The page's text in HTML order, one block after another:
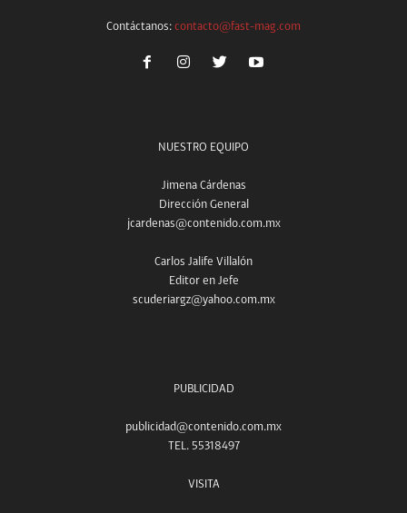
Contáctanos: contacto@fast-mag.com
NUESTRO EQUIPO
Jimena Cárdenas
Dirección General
jcardenas@contenido.com.mx
Carlos Jalife Villalón
Editor en Jefe
scuderiargz@yahoo.com.mx
PUBLICIDAD
publicidad@contenido.com.mx
TEL. 55318497
VISITA